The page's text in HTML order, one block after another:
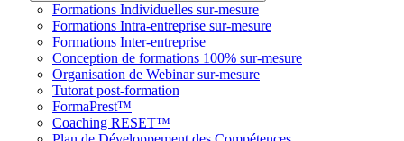
Formations Individuelles sur-mesure
Formations Intra-entreprise sur-mesure
Formations Inter-entreprise
Conception de formations 100% sur-mesure
Organisation de Webinar sur-mesure
Tutorat post-formation
FormaPrest™
Coaching RESET™